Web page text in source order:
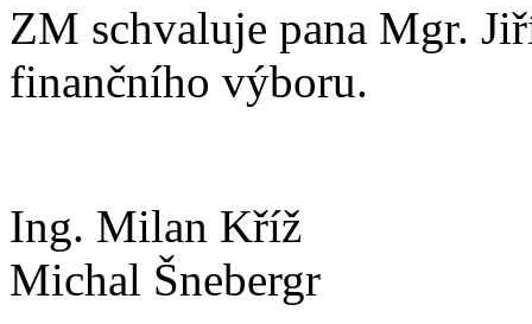
ZM schvaluje pana Mgr.
finančního výboru.
Ing.
Michal Šnebergr